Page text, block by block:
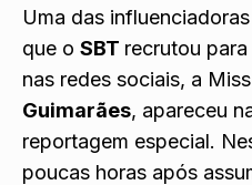
Uma das
que o SBT recrutou
nas redes sociais, a
Guimarães, apareceu
reportagem especial.
poucas horas após